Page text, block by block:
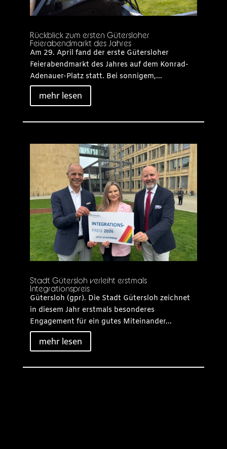
Rückblick zum ersten Gütersloher
Feierabendmarkt des Jahres
Am 29. April fand der erste Gütersloher
Feierabendmarkt des Jahres auf dem Konrad-
Adenauer-Platz statt. Bei sonnigem,...
mehr lesen
Stadt Gütersloh verleiht erstmals
Integrationspreis
Gütersloh (gpr). Die Stadt Gütersloh zeichnet
in diesem Jahr erstmals besonderes
Engagement für ein gutes Miteinander...
mehr lesen